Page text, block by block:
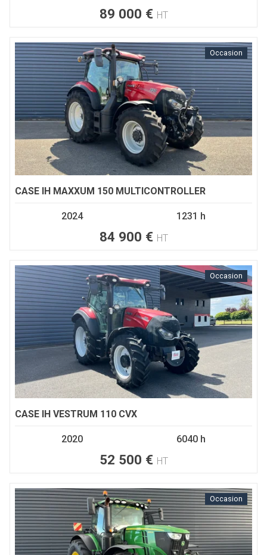
89 000 € HT
Occasion
CASE IH MAXXUM 150 MULTICONTROLLER
2024 1231 h
84 900 € HT
Occasion
CASE IH VESTRUM 110 CVX
2020 6040 h
52 500 € HT
Occasion